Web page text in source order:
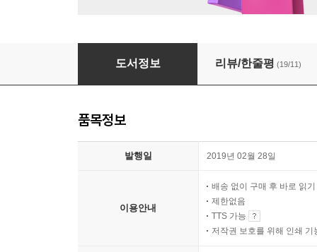
좋아하는 일을 계속해보겠습니다
도서정보 리뷰/한줄평 (19/11)
품목정보
발행일 2019년 02월 28일
이용안내
배송 없이 구매 후 바로 읽기
제한없음
TTS 가능
저작권 보호를 위해 인쇄 기